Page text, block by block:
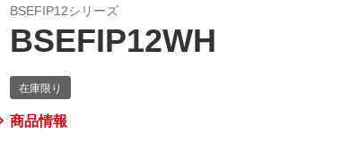
BSEFIP12シリーズ
BSEFIP12WH
商品情報